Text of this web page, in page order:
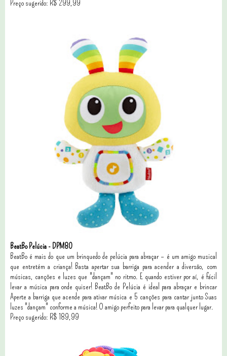
Preço sugerido: R$ 299,99
BeatBo Pelúcia - DPM80
BeatBo é mais do que um brinquedo de pelúcia para abraçar – é um amigo musical
que entretém a criança! Basta apertar sua barriga para acender a diversão, com
músicas, canções e luzes que "dançam" no ritmo. E quando estiver por aí, é fácil
levar a música para onde quiser! BeatBo de Pelúcia é ideal para abraçar e brincar
Aperte a barriga que acende para ativar música e 5 canções para cantar junto Suas
luzes "dançam" conforme a música! O amigo perfeito para levar para qualquer lugar.
Preço sugerido: R$ 189,99